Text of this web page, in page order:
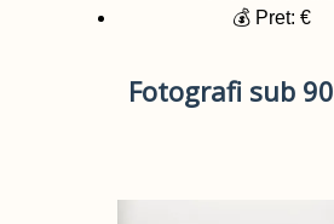
💰 Pret: €
Fotografi sub